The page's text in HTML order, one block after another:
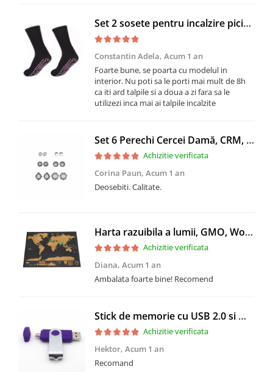
Set 2 sosete pentru incalzire picioare, CRM, marime universala, negre
Constantin Adela, Acum 1 an
Foarte bune, se poarta cu modelul in
interior. Nu poti sa le porti mai mult de 8h
ca iti ard talpile si a doua a zi fara sa le
utilizezi inca mai ai talpile incalzite
Set 6 Perechi Cercei Damă, CRM, Alb/Argintiu
Achizitie verificata
Corina Paun, Acum 1 an
Deosebiti. Calitate.
Harta razuibila a lumii, GMO, World Map Deluxe, 42x30 cm
Achizitie verificata
Diana, Acum 1 an
Ambalata foarte bine! Recomend
Stick de memorie cu USB 2.0 si micro USB, GMO, 64GB, albastru
Achizitie verificata
Hektor, Acum 1 an
Recomand